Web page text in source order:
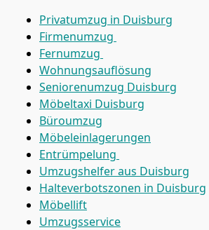
Privatumzug in Duisburg
Firmenumzug
Fernumzug
Wohnungsauflösung
Seniorenumzug Duisburg
Möbeltaxi Duisburg
Büroumzug
Möbeleinlagerungen
Entrümpelung
Umzugshelfer aus Duisburg
Halteverbotszonen in Duisburg
Möbellift
Umzugsservice